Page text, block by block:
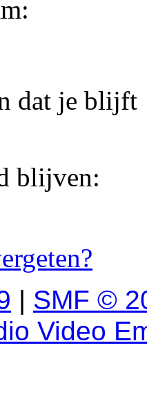
dat je blijft
blijven:
| SMF ©
Video